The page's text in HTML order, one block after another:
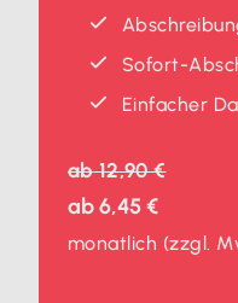
Sofort-
Einfacher
ab12,90 €
ab6,45 €
monatlich (zzgl.